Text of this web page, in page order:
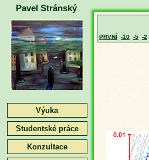
Pavel Stránský
Výuka
Studentské práce
Konzultace
PRVNÍ -10 -5 -2